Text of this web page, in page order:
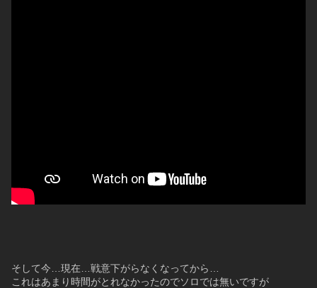
そして今…現在…戦意下がらなくなってから…
これはあまり時間がとれなかったのでソロでは無いですが